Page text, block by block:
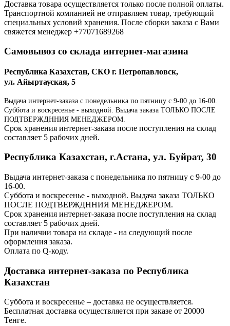
Доставка товара осуществляется только после полной оплаты.
Транспортной компанией не отправляем товар, требующий
специальных условий хранения. После сборки заказа с Вами
свяжется менеджер +77071689268
Самовывоз со склада интернет-магазина
Республика Казахстан, СКО г. Петропавловск,
ул. Айыртауская, 5
Выдача интернет-заказа с понедельника по пятницу с 9-00 до 16-00.
Суббота и воскресенье - выходной. Выдача заказа ТОЛЬКО ПОСЛЕ
ПОДТВЕРЖДННИЯ МЕНЕДЖЕРОМ.
Срок хранения интернет-заказа после поступления на склад
составляет 5 рабочих дней.
Республика Казахстан, г.Астана, ул. Буйрат, 30
Выдача интернет-заказа с понедельника по пятницу с 9-00 до
16-00.
Суббота и воскресенье - выходной. Выдача заказа ТОЛЬКО
ПОСЛЕ ПОДТВЕРЖДННИЯ МЕНЕДЖЕРОМ.
Срок хранения интернет-заказа после поступления на склад
составляет 5 рабочих дней.
При наличии товара на складе - на следующий после
оформления заказа.
Оплата по Q-коду.
Доставка интернет-заказа по Республика
Казахстан
Суббота и воскресенье – доставка не осуществляется.
Бесплатная доставка осуществляется при заказе от 20000
Тенге.